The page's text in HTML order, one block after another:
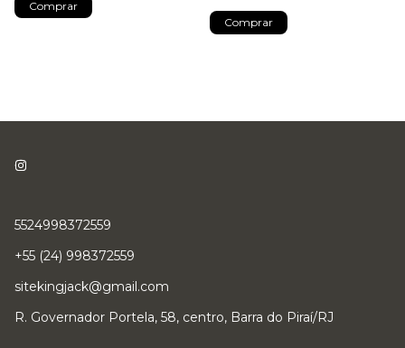
Comprar
Comprar
5524998372559
+55 (24) 998372559
sitekingjack@gmail.com
R. Governador Portela, 58, centro, Barra do Piraí/RJ